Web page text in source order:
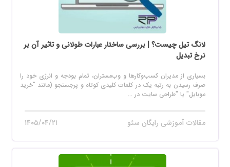
لانگ تیل چیست؟ | بررسی ساختار عبارات طولانی و تاثیر آن بر
نرخ تبدیل
بسیاری از مدیران کسب‌وکارها و وب‌مستران، تمام بودجه و انرژی خود را
صرف رسیدن به رتبه یک در کلمات کلیدی کوتاه و پرجستجو (مانند "خرید
موبایل" یا "طراحی سایت در ...
مقالات آموزشی رایگان سئو ۱۴۰۵/۰۴/۲۱